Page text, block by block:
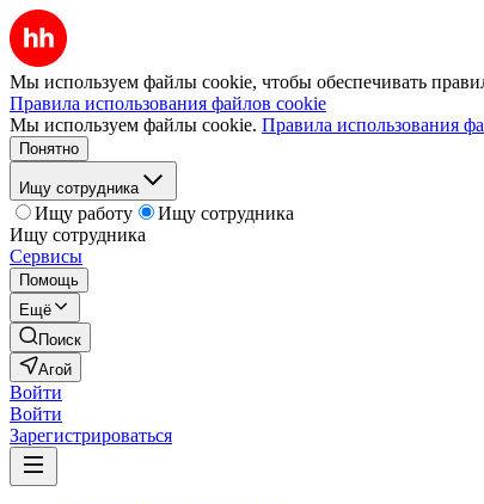
Мы используем файлы cookie, чтобы обеспечивать
Правила использования файлов cookie
Мы используем файлы cookie. Правила использования
Понятно
Ищу сотрудника
Ищу работу
Ищу сотрудника
Ищу сотрудника
Сервисы
Помощь
Ещё
Поиск
Агой
Войти
Войти
Зарегистрироваться